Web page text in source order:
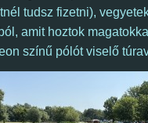
tudsz fizetni), v
amit hoztok
színű pólót viselő